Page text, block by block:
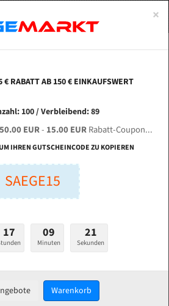
CNC für 4995 mm Bi-Metall
Bandsägeblätter
für Amada
Länge (mm):
Zahn soll ich wählen?
×
€ RABATT AB 150 € EINKAUFSWERT
100 / Verbleibend: 89
EUR- 15.00 EURRabatt-Coupon...
IHREN GUTSCHEINCODE ZU KOPIEREN
SAEGE15
17 09
Minuten
20
Sekunden
Warenkorb